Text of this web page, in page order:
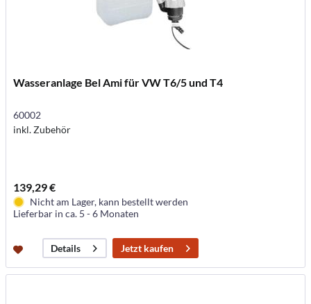
Wasseranlage Bel Ami für VW T6/5 und T4
60002
inkl. Zubehör
139,29 €
Nicht am Lager, kann bestellt werden
Lieferbar in ca. 5 - 6 Monaten
Details Jetzt kaufen